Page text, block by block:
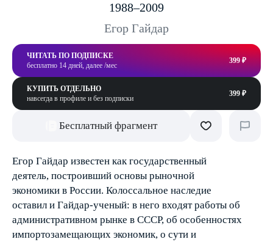
1988–2009
Егор Гайдар
ЧИТАТЬ ПО ПОДПИСКЕ
бесплатно 14 дней, далее /мес
399 ₽
КУПИТЬ ОТДЕЛЬНО
навсегда в профиле и без подписки
399 ₽
Бесплатный фрагмент
Егор Гайдар известен как государственный
деятель, построивший основы рыночной
экономики в России. Колоссальное наследие
оставил и Гайдар-ученый: в него входят работы об
административном рынке в СССР, об особенностях
импортозамещающих экономик, о сути и